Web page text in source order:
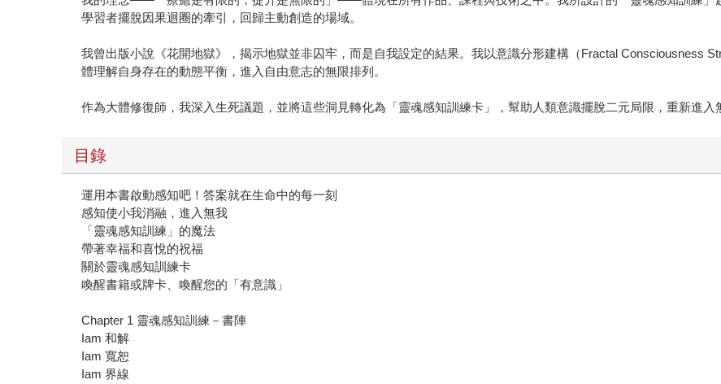
學習者擺脫因果迴圈的牽引，回歸主動創造的場域。
我曾出版小說《花開地獄》，揭示地獄並非囚牢，而是自我設定的結果。我以意識分形建構（Fractal Consciousness
體理解自身存在的動態平衡，進入自由意志的無限排列。
作為大體修復師，我深入生死議題，並將這些洞見轉化為「靈魂感知訓練卡」，幫助人類意識擺脫二元局限，重新進入
目錄
運用本書啟動感知吧！答案就在生命中的每一刻
感知使小我消融，進入無我
「靈魂感知訓練」的魔法
帶著幸福和喜悅的祝福
關於靈魂感知訓練卡
喚醒書籍或牌卡、喚醒您的「有意識」
Chapter 1 靈魂感知訓練－書陣
Iam 和解
Iam 寬恕
Iam 界線